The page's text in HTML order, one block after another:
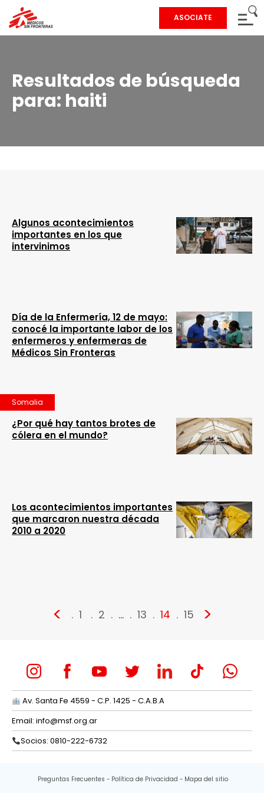
ASOCIATE
Resultados de búsqueda
para: haiti
Algunos acontecimientos
importantes en los que
intervinimos
Día de la Enfermería, 12 de mayo:
conocé la importante labor de los
enfermeros y enfermeras de
Médicos Sin Fronteras
Somalia
¿Por qué hay tantos brotes de
cólera en el mundo?
Los acontecimientos importantes
que marcaron nuestra década
2010 a 2020
< 1 2 … 13 14 15 >
Av. Santa Fe 4559 - C.P. 1425 - C.A.B.A
Email: info@msf.org.ar
Socios: 0810-222-6732
Preguntas Frecuentes Política de Privacidad Mapa del sitio